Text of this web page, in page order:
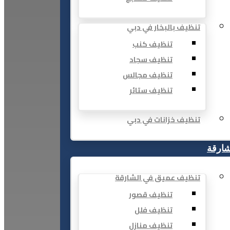
تنظيف بالبخار في دبي
تنظيف كنب
تنظيف سجاد
تنظيف مجالس
تنظيف ستائر
تنظيف خزانات في دبي
تنظيف عميق في الشارقة
تنظيف قصور
تنظيف فلل
تنظيف منازل